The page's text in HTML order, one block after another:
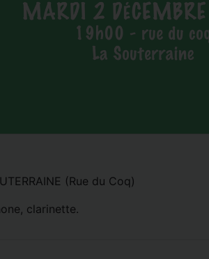
(Rue du Coq)
clarinette.